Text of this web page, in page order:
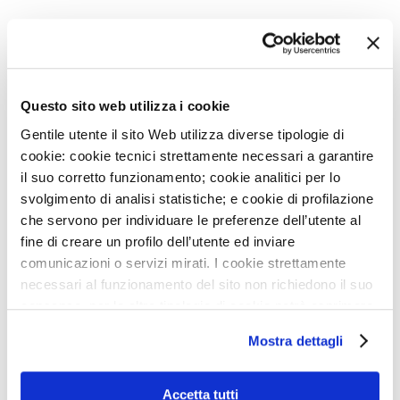
Questo sito web utilizza i cookie
Gentile utente il sito Web utilizza diverse tipologie di
cookie: cookie tecnici strettamente necessari a garantire
il suo corretto funzionamento; cookie analitici per lo
svolgimento di analisi statistiche; e cookie di profilazione
che servono per individuare le preferenze dell’utente al
fine di creare un profilo dell’utente ed inviare
comunicazioni o servizi mirati. I cookie strettamente
necessari al funzionamento del sito non richiedono il suo
consenso, per le altre tipologie di cookie potrà esprimere
Qualora non volesse esprimere preferenze può chiudere
il banner cliccando sul tasto x; in tal caso potranno
essere utilizzati solo i cookie strettamente necessari al
Mostra dettagli
Accetta tutti
Allegati
MONZINO CARDIO RM
CORSO BASE 2023